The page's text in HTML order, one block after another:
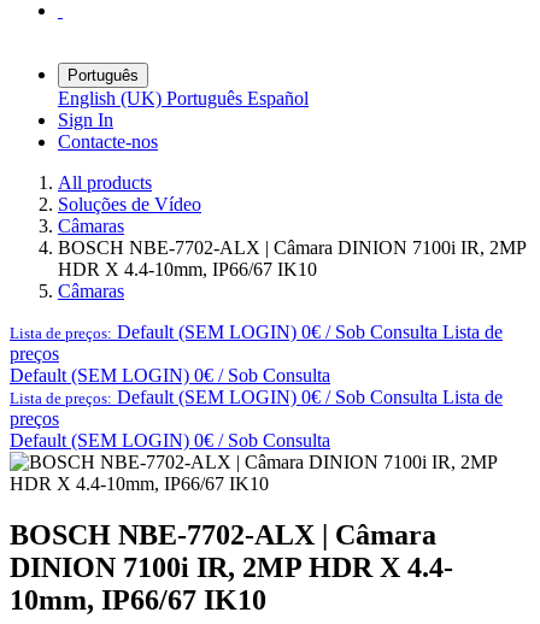
Português
English (UK) Português Español
Sign In
Contacte-nos
All products
Soluções de Vídeo
Câmaras
BOSCH NBE-7702-ALX | Câmara DINION 7100i IR, 2MP
HDR X 4.4-10mm, IP66/67 IK10
Câmaras
Lista de preços: Default (SEM LOGIN) 0€ / Sob Consulta Lista de
preços
Default (SEM LOGIN) 0€ / Sob Consulta
Lista de preços: Default (SEM LOGIN) 0€ / Sob Consulta Lista de
preços
Default (SEM LOGIN) 0€ / Sob Consulta
BOSCH NBE-7702-ALX | Câmara
DINION 7100i IR, 2MP HDR X 4.4-
10mm, IP66/67 IK10